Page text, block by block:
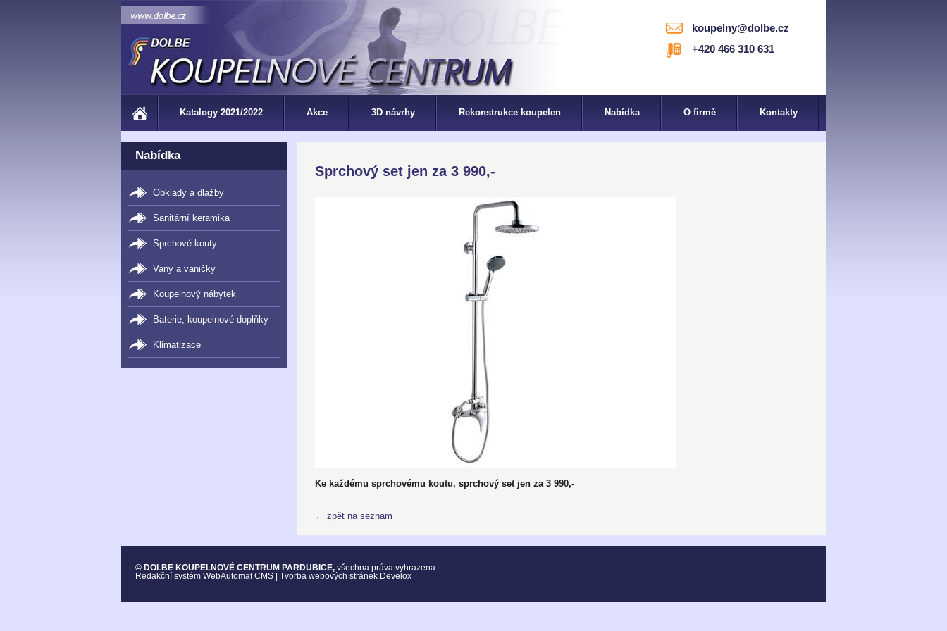
Sprchový set jen za 3 990,-
Ke každému sprchovému koutu, sprchový set jen za 3 990,-
← zpět na seznam
Nabídka
Obklady a dlažby
Sanitární keramika
Sprchové kouty
Vany a vaničky
Koupelnový nábytek
Baterie, koupelnové doplňky
Klimatizace
koupelny@dolbe.cz
+420 466 310 631
Katalogy 2021/2022 Akce 3D návrhy Rekonstrukce koupelen Nabídka O firmě Kontakty
© DOLBE KOUPELNOVÉ CENTRUM PARDUBICE, všechna práva vyhrazena.
Redakční systém WebAutomat CMS
Tvorba webových stránek Develox